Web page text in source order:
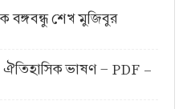
বঙ্গবন্ধু শেখ মুজিবুর
ঐতিহাসিক ভাষণ - PDF -